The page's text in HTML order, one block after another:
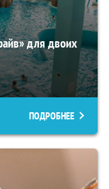
для двоих
ПОДРОБНЕЕ